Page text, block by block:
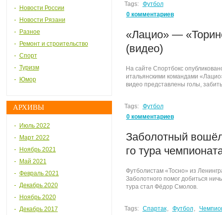
Новости России
Новости Рязани
Разное
Ремонт и строительство
Спорт
Туризм
Юмор
АРХИВЫ
Июль 2022
Март 2022
Ноябрь 2021
Май 2021
Февраль 2021
Декабрь 2020
Ноябрь 2020
Декабрь 2017
Tags: Футбол
0 комментариев
«Лацио» —
(видео)
На сайте Спортбокс
итальянскими командами
видео представлены голы,
Tags: Футбол
0 комментариев
Заболотный
го тура
Футболистам «Тосно» из
Заболотного помог добиться
тура стал Фёдор Смолов.
Tags: Спартак, Футбол,